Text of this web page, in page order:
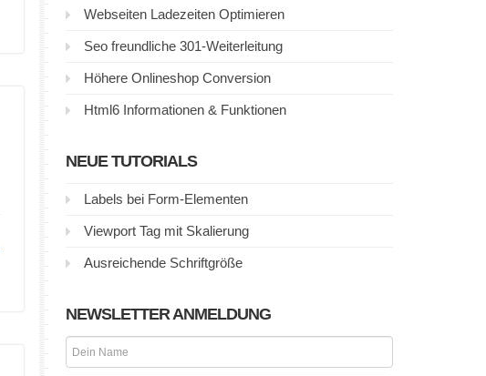
Webseiten Ladezeiten Optimieren
Seo freundliche 301-Weiterleitung
Höhere Onlineshop Conversion
Html6 Informationen & Funktionen
NEUE TUTORIALS
Labels bei Form-Elementen
Viewport Tag mit Skalierung
Ausreichende Schriftgröße
NEWSLETTER ANMELDUNG